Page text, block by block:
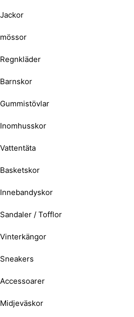
Jackor
mössor
Regnkläder
Barnskor
Gummistövlar
Inomhusskor
Vattentäta
Basketskor
Innebandyskor
Sandaler / Tofflor
Vinterkängor
Sneakers
Accessoarer
Midjeväskor